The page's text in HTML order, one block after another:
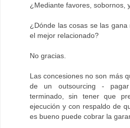
¿Mediante favores, sobornos,
¿Dónde las cosas se las
el mejor relacionado?
No gracias.
Las concesiones no son más
de un outsourcing -
terminado, sin tener que
ejecución y con respaldo de
es bueno puede cobrar la